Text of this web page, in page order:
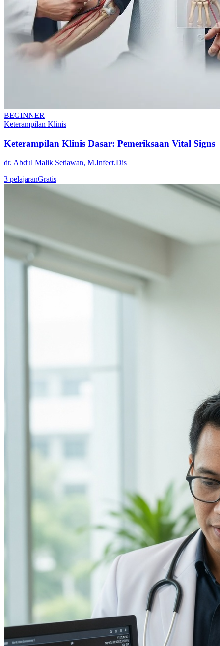
BEGINNER
Keterampilan Klinis
Keterampilan Klinis Dasar: Pemeriksaan Vital Signs
dr. Abdul Malik Setiawan, M.Infect.Dis
3 pelajaranGratis